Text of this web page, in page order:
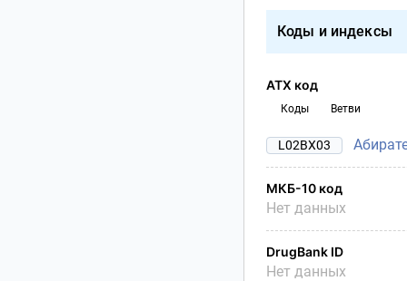
Коды и индексы
АТХ код
Коды Ветви
L02BX03
МКБ-10 код
Нет данных
DrugBank ID
Нет данных